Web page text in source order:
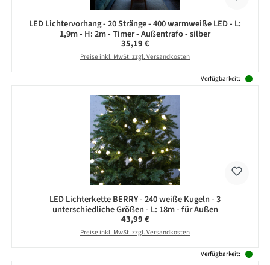
LED Lichtervorhang - 20 Stränge - 400 warmweiße LED - L:
1,9m - H: 2m - Timer - Außentrafo - silber
Regulärer Preis:
35,19 €
Preise inkl. MwSt. zzgl. Versandkosten
Verfügbarkeit:
LED Lichterkette BERRY - 240 weiße Kugeln - 3
unterschiedliche Größen - L: 18m - für Außen
Regulärer Preis:
43,99 €
Preise inkl. MwSt. zzgl. Versandkosten
Verfügbarkeit: